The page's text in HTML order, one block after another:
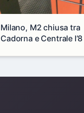
Milano, M2 chiusa tra
Cadorna e Centrale
alternative